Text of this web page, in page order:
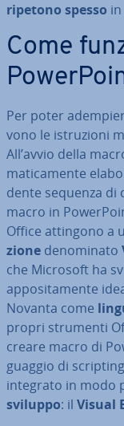
ripetono spesso
Come
Per poter
vo­no le istru­zio­ni
All’avvio della
ma­ti­ca­men­te
den­te sequenza di
macro in
Office attingono a
zio­ne de­no­mi­na­to
che Microsoft ha
ap­po­si­ta­men­te
Novanta come
propri strumenti
creare macro di
guag­gio di
integrato in modo
sviluppo: il Visual